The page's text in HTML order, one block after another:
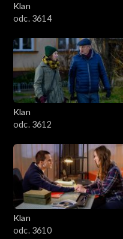
Klan
odc. 3614
Klan
odc. 3612
Klan
odc. 3610